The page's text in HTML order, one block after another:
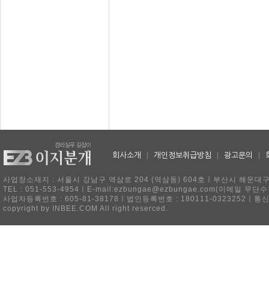
회사소개 개인정보취급방침 광고문의
사업장소재지 : 서울시 강남구 역삼로 204 (역삼동) 604호ㅣ부산시 해운
TEL : 051-553-4954ㅣE-mail:ezbungae@ezbungae.com(이메일 무단수
사업자등록번호 : 605-81-38178ㅣ법인등록번호 : 180111-0323252ㅣ통
copyright by INBEE.COM All right reserced.